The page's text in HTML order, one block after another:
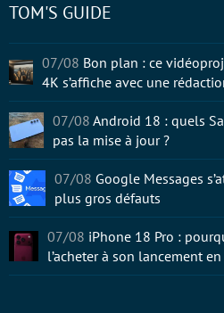
TOM'S GUIDE
07/08 Bon plan : ce
4K s’affiche avec une
07/08 Android 18 : quels
pas la mise à jour ?
07/08 Google Messages
plus gros défauts
07/08 iPhone 18 Pro :
l’acheter à son lancement